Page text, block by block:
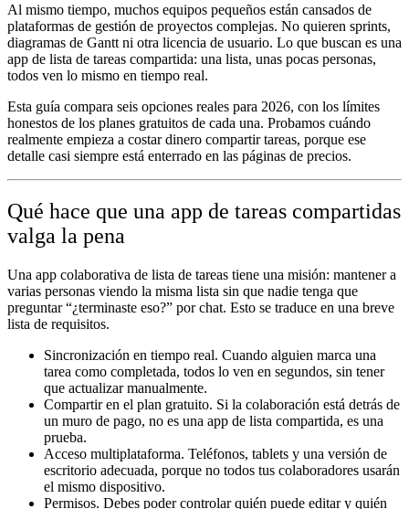
Al mismo tiempo, muchos equipos pequeños están cansados de
plataformas de gestión de proyectos complejas. No quieren sprints,
diagramas de Gantt ni otra licencia de usuario. Lo que buscan es una
app de lista de tareas compartida: una lista, unas pocas personas,
todos ven lo mismo en tiempo real.
Esta guía compara seis opciones reales para 2026, con los límites
honestos de los planes gratuitos de cada una. Probamos cuándo
realmente empieza a costar dinero compartir tareas, porque ese
detalle casi siempre está enterrado en las páginas de precios.
Qué hace que una app de tareas compartidas
valga la pena
Una app colaborativa de lista de tareas tiene una misión: mantener a
varias personas viendo la misma lista sin que nadie tenga que
preguntar “¿terminaste eso?” por chat. Esto se traduce en una breve
lista de requisitos.
Sincronización en tiempo real. Cuando alguien marca una
tarea como completada, todos lo ven en segundos, sin tener
que actualizar manualmente.
Compartir en el plan gratuito. Si la colaboración está detrás de
un muro de pago, no es una app de lista compartida, es una
prueba.
Acceso multiplataforma. Teléfonos, tablets y una versión de
escritorio adecuada, porque no todos tus colaboradores usarán
el mismo dispositivo.
Permisos. Debes poder controlar quién puede editar y quién